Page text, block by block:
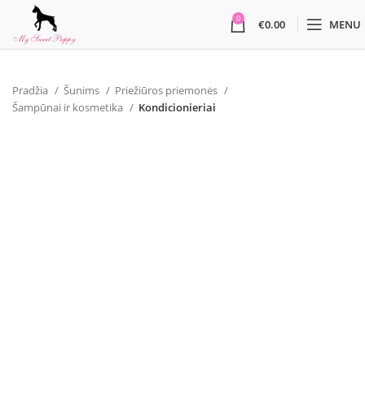
0 €0.00 MENU
Pradžia Šunims
Priežiūros priemonės
Šampūnai ir kosmetika
Kondicionieriai